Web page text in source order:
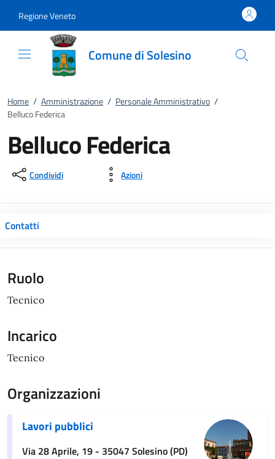
Regione Veneto
Comune di Solesino
Home / Amministrazione / Personale Amministrativo /
Belluco Federica
Belluco Federica
Condividi Azioni
Contatti
Ruolo
Tecnico
Incarico
Tecnico
Organizzazioni
Lavori pubblici
Via 28 Aprile, 19 - 35047 Solesino (PD)